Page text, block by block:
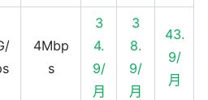
4Mbp
s
3
4.
9/
月
3
8.
9/
月
43.
9/
月